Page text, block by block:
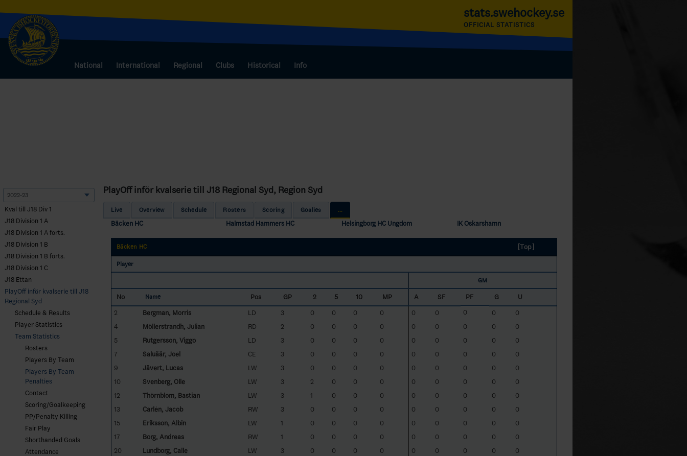
National International Regional Clubs Historical Info
stats.swehockey.se
OFFICIAL STATISTICS
Kval till J18 Div 1
J18 Division 1 A
J18 Division 1 A forts.
J18 Division 1 B
J18 Division 1 B forts.
J18 Division 1 C
J18 Ettan
PlayOff inför kvalserie till J18
Regional Syd
Schedule & Results
Player Statistics
Team Statistics
Rosters
Players By Team
Players By Team
Penalties
Contact
Scoring/Goalkeeping
PP/Penalty Killing
Fair Play
Shorthanded Goals
Attendance
PlayOff inför kvalserie till J18 Regional Syd, Region Syd
Live Overview Schedule Rosters Scoring Goalies ...
Bäcken HC Halmstad Hammers HC Helsingborg HC Ungdom IK Oskarshamn
Bäcken HC [Top]
Player
GM
No Name Pos GP 2 5 10 MP A SF PF G
U
2
Bergman, Morris LD 3 0 0 0 0 0 0 0 0
0
4
Möllerstrandh, Julian RD 2 0 0 0 0 0 0 0 0
0
5
Rutgersson, Viggo LD 3 0 0 0 0 0 0 0 0
0
7
Saluäär, Joel CE 3 0 0 0 0 0 0 0 0
0
9
Jävert, Lucas LW 3 0 0 0 0 0 0 0 0
0
10
Svenberg, Olle LW 3 2 0 0 0 0 0 0 0
0
12
Thörnblom, Bastian LW 3 1 0 0 0 0 0 0 0
0
13
Carlén, Jacob RW 3 0 0 0 0 0 0 0 0
0
15
Eriksson, Albin LW 1 0 0 0 0 0 0 0 0
0
17
Borg, Andreas RW 1 0 0 0 0 0 0 0 0
0
20
Lundborg, Calle LW 3 0 0 0 0 0 0 0 0
0